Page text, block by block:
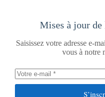
Mises à jour
Saisissez votre adresse e-
vous à notre